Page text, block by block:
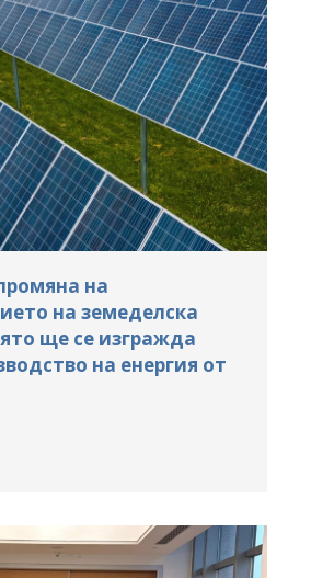
на
на земеделска
ще се изгражда
на енергия от